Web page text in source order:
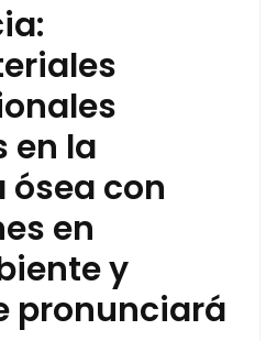
en la
con
en
y
pronunciará